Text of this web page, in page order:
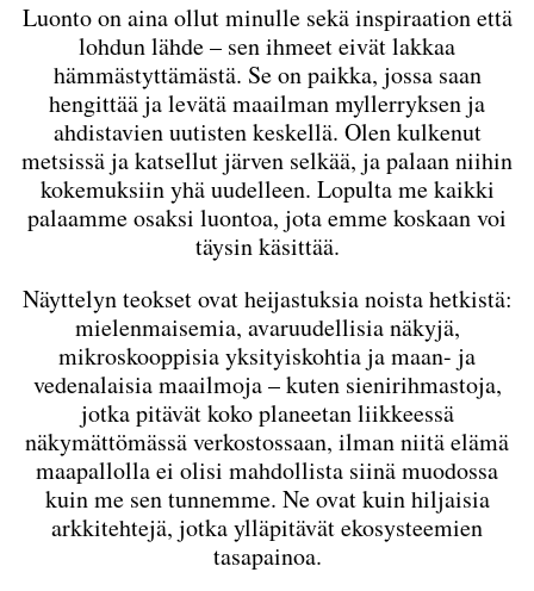
Luonto on aina ollut minulle sekä inspiraation että
lohdun lähde – sen ihmeet eivät lakkaa
hämmästyttämästä. Se on paikka, jossa saan
hengittää ja levätä maailman myllerryksen ja
ahdistavien uutisten keskellä. Olen kulkenut
metsissä ja katsellut järven selkää, ja palaan niihin
kokemuksiin yhä uudelleen. Lopulta me kaikki
palaamme osaksi luontoa, jota emme koskaan voi
täysin käsittää.
Näyttelyn teokset ovat heijastuksia noista hetkistä:
mielenmaisemia, avaruudellisia näkyjä,
mikroskooppisia yksityiskohtia ja maan- ja
vedenalaisia maailmoja – kuten sienirihmastoja,
jotka pitävät koko planeetan liikkeessä
näkymättömässä verkostossaan, ilman niitä elämä
maapallolla ei olisi mahdollista siinä muodossa
kuin me sen tunnemme. Ne ovat kuin hiljaisia
arkkitehtejä, jotka ylläpitävät ekosysteemien
tasapainoa.